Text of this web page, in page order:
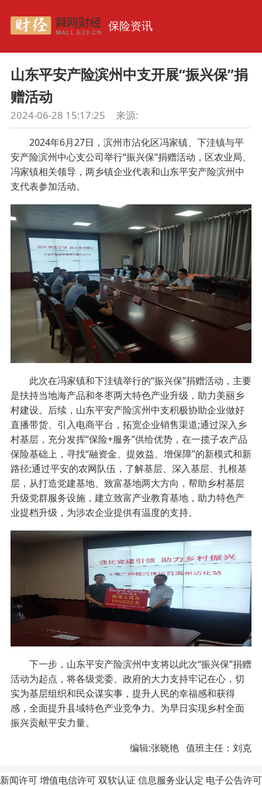
保险资讯
山东平安产险滨州中支开展“振兴保”捐
赠活动
2024-06-28 15:17:25 来源:
2024年6月27日，滨州市沾化区冯家镇、下洼镇与平
安产险滨州中心支公司举行“振兴保”捐赠活动，区农业局、
冯家镇相关领导，两乡镇企业代表和山东平安产险滨州中
支代表参加活动。
此次在冯家镇和下洼镇举行的“振兴保”捐赠活动，主要
是扶持当地海产品和冬枣两大特色产业升级，助力美丽乡
村建设。后续，山东平安产险滨州中支积极协助企业做好
直播带货、引入电商平台，拓宽企业销售渠道;通过深入乡
村基层，充分发挥“保险+服务”供给优势，在一揽子农产品
保险基础上，寻找“融资金、提效益、增保障”的新模式和新
路径;通过平安的农网队伍，了解基层、深入基层、扎根基
层，从打造党建基地、致富基地两大方向，帮助乡村基层
升级党群服务设施，建立致富产业教育基地，助力特色产
业提档升级，为涉农企业提供有温度的支持。
下一步，山东平安产险滨州中支将以此次“振兴保”捐赠
活动为起点，将各级党委、政府的大力支持牢记在心，切
实为基层组织和民众谋实事，提升人民的幸福感和获得
感，全面提升县域特色产业竞争力。为早日实现乡村全面
振兴贡献平安力量。
编辑:张晓艳 值班主任：刘克
新闻许可增值电信许可双软认证 信息服务业认定 电子公告许可